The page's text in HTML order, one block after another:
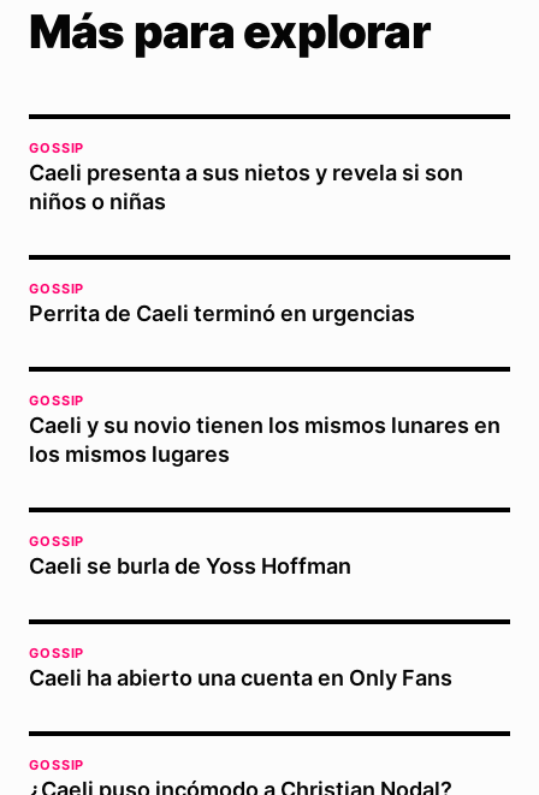
Más para explorar
GOSSIP
Caeli presenta a sus nietos y revela si son
niños o niñas
GOSSIP
Perrita de Caeli terminó en urgencias
GOSSIP
Caeli y su novio tienen los mismos lunares en
los mismos lugares
GOSSIP
Caeli se burla de Yoss Hoffman
GOSSIP
Caeli ha abierto una cuenta en Only Fans
GOSSIP
¿Caeli puso incómodo a Christian Nodal?